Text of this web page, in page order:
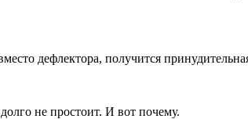
дефлектора, получится
не простоит. И вот почему.